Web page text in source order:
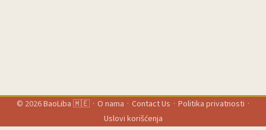
© 2026BaoLiba 🇲🇪 · O nama · Contact Us · Politika privatnosti ·
Uslovi korišćenja